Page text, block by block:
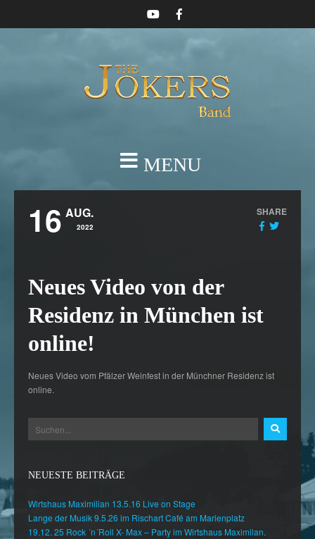
MENU
16 AUG.
2022
SHARE
Neues Video von der
Residenz in München ist
online!
Neues Video vom Pfälzer Weinfest in der Münchner Residenz ist
online.
NEUESTE BEITRÄGE
Wirtshaus Maximilian 13.5.16 Live on Stage
Lange der Musik 9.5.26 im Rischart Café am Marienplatz
19.12. 25 Rock ´n´Roll X- Max – Party im Wirtshaus Maximilan.